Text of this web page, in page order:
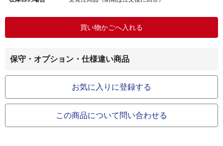
保守・オプション・仕様違い商品
お気に入りに登録する
この商品について問い合わせる